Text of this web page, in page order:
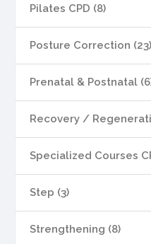
Pilates CPD (8)
Posture Correction (23)
Prenatal & Postnatal
Recovery /
Specialized Courses
Step (3)
Strengthening (8)